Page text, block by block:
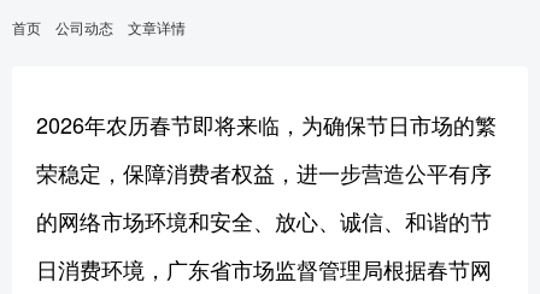
首页 公司动态 文章详情
2026年农历春节即将来临，为确保节日市场的繁
荣稳定，保障消费者权益，进一步营造公平有序
的网络市场环境和安全、放心、诚信、和谐的节
日消费环境，广东省市场监督管理局根据春节网